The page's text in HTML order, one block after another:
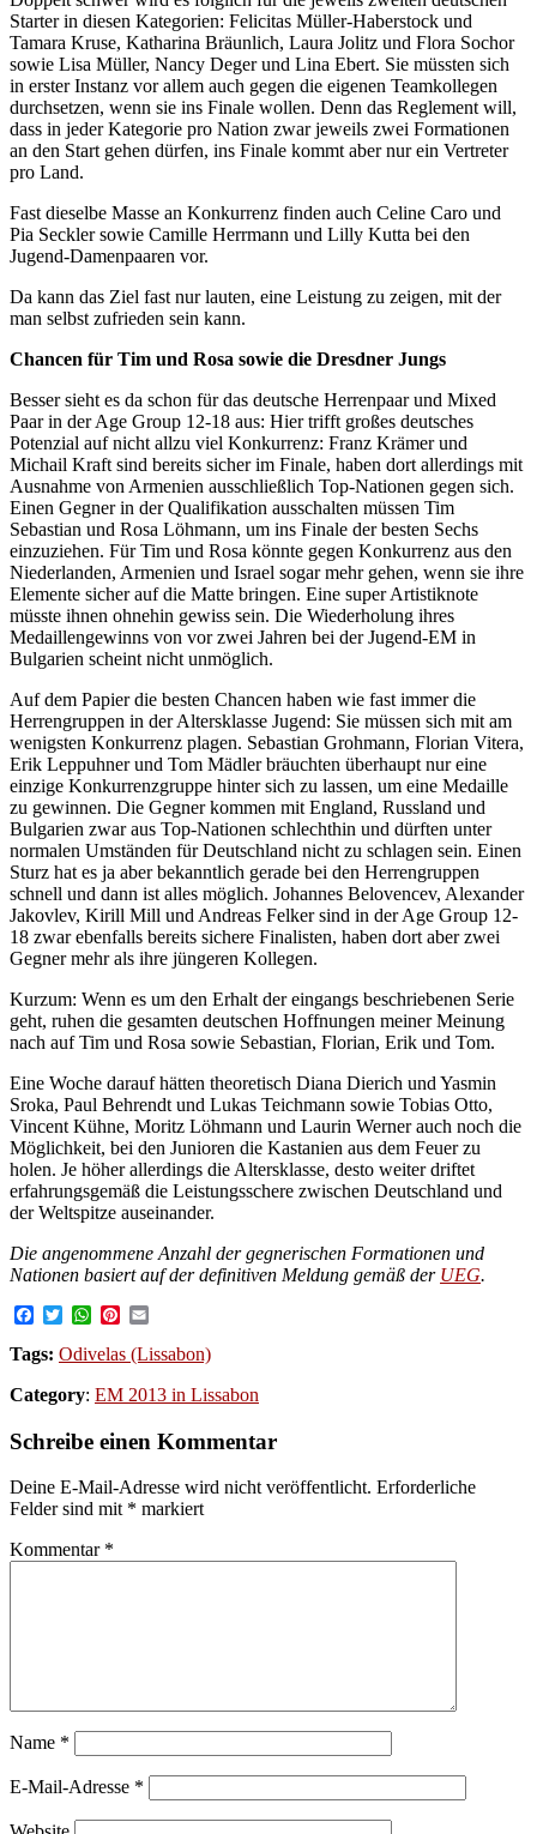
Starter in diesen Kategorien: Felicitas Müller-Haberstock und
Tamara Kruse, Katharina Bräunlich, Laura Jolitz und Flora Sochor
sowie Lisa Müller, Nancy Deger und Lina Ebert. Sie müssten sich
in erster Instanz vor allem auch gegen die eigenen Teamkollegen
durchsetzen, wenn sie ins Finale wollen. Denn das Reglement will,
dass in jeder Kategorie pro Nation zwar jeweils zwei Formationen
an den Start gehen dürfen, ins Finale kommt aber nur ein Vertreter
pro Land.
Fast dieselbe Masse an Konkurrenz finden auch Celine Caro und
Pia Seckler sowie Camille Herrmann und Lilly Kutta bei den
Jugend-Damenpaaren vor.
Da kann das Ziel fast nur lauten, eine Leistung zu zeigen, mit der
man selbst zufrieden sein kann.
Chancen für Tim und Rosa sowie die Dresdner Jungs
Besser sieht es da schon für das deutsche Herrenpaar und Mixed
Paar in der Age Group 12-18 aus: Hier trifft großes deutsches
Potenzial auf nicht allzu viel Konkurrenz: Franz Krämer und
Michail Kraft sind bereits sicher im Finale, haben dort allerdings mit
Ausnahme von Armenien ausschließlich Top-Nationen gegen sich.
Einen Gegner in der Qualifikation ausschalten müssen Tim
Sebastian und Rosa Löhmann, um ins Finale der besten Sechs
einzuziehen. Für Tim und Rosa könnte gegen Konkurrenz aus den
Niederlanden, Armenien und Israel sogar mehr gehen, wenn sie ihre
Elemente sicher auf die Matte bringen. Eine super Artistiknote
müsste ihnen ohnehin gewiss sein. Die Wiederholung ihres
Medaillengewinns von vor zwei Jahren bei der Jugend-EM in
Bulgarien scheint nicht unmöglich.
Auf dem Papier die besten Chancen haben wie fast immer die
Herrengruppen in der Altersklasse Jugend: Sie müssen sich mit am
wenigsten Konkurrenz plagen. Sebastian Grohmann, Florian Vitera,
Erik Leppuhner und Tom Mädler bräuchten überhaupt nur eine
einzige Konkurrenzgruppe hinter sich zu lassen, um eine Medaille
zu gewinnen. Die Gegner kommen mit England, Russland und
Bulgarien zwar aus Top-Nationen schlechthin und dürften unter
normalen Umständen für Deutschland nicht zu schlagen sein. Einen
Sturz hat es ja aber bekanntlich gerade bei den Herrengruppen
schnell und dann ist alles möglich. Johannes Belovencev, Alexander
Jakovlev, Kirill Mill und Andreas Felker sind in der Age Group 12-
18 zwar ebenfalls bereits sichere Finalisten, haben dort aber zwei
Gegner mehr als ihre jüngeren Kollegen.
Kurzum: Wenn es um den Erhalt der eingangs beschriebenen Serie
geht, ruhen die gesamten deutschen Hoffnungen meiner Meinung
nach auf Tim und Rosa sowie Sebastian, Florian, Erik und Tom.
Eine Woche darauf hätten theoretisch Diana Dierich und Yasmin
Sroka, Paul Behrendt und Lukas Teichmann sowie Tobias Otto,
Vincent Kühne, Moritz Löhmann und Laurin Werner auch noch die
Möglichkeit, bei den Junioren die Kastanien aus dem Feuer zu
holen. Je höher allerdings die Altersklasse, desto weiter driftet
erfahrungsgemäß die Leistungsschere zwischen Deutschland und
der Weltspitze auseinander.
Die angenommene Anzahl der gegnerischen Formationen und
Nationen basiert auf der definitiven Meldung gemäß der UEG.
Facebook
TwitterWhatsApp
Pinterest
Tags: Odivelas (Lissabon)
Category: EM 2013 in Lissabon
Schreibe einen Kommentar
Deine E-Mail-Adresse wird nicht veröffentlicht. Erforderliche
Felder sind mit * markiert
Kommentar *
Name *
E-Mail-Adresse *